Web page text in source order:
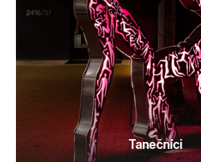
Tanečníci